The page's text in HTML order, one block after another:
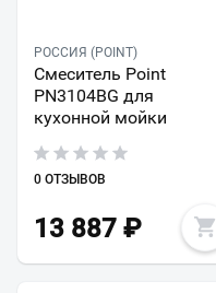
РОССИЯ (POINT)
Смеситель Point
PN3104BG для
кухонной мойки
0 ОТЗЫВОВ
13 887 ₽